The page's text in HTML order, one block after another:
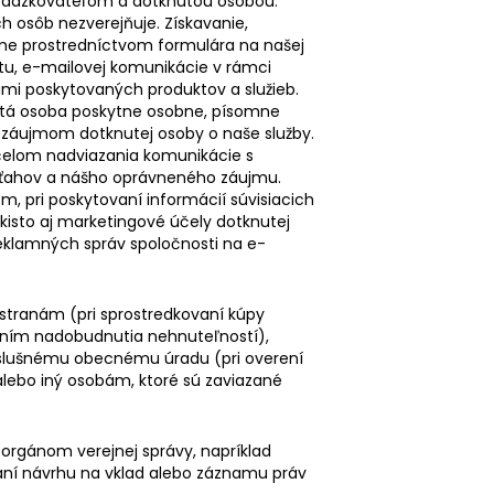
osôb nezverejňuje. Získavanie,
prostredníctvom formulára na našej
e-mailovej komunikácie v rámci
poskytovaných produktov a služieb.
osoba poskytne osobne, písomne
dotknutej osoby o naše služby.
nadviazania komunikácie s
a nášho oprávneného záujmu.
pri poskytovaní informácií súvisiacich
aj marketingové účely dotknutej
správ spoločnosti na e-
(pri sprostredkovaní kúpy
nadobudnutia nehnuteľností),
obecnému úradu (pri overení
iný osobám, ktoré sú zaviazané
verejnej správy, napríklad
návrhu na vklad alebo záznamu práv